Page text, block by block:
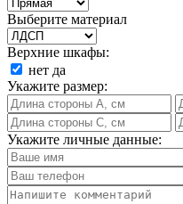
Выберите материал
Верхние шкафы:
нет да
Укажите размер:
Укажите личные данные: